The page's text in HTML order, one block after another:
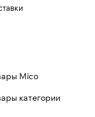
Mico
категории